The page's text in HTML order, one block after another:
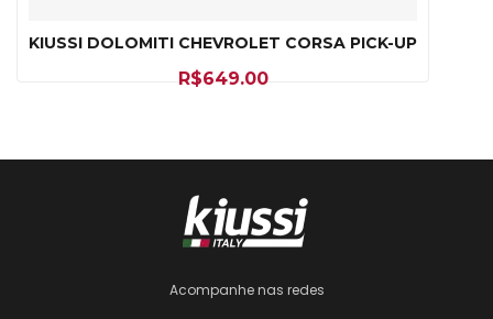
KIUSSI DOLOMITI CHEVROLET CORSA PICK-UP
R$649.00
Acompanhe nas redes